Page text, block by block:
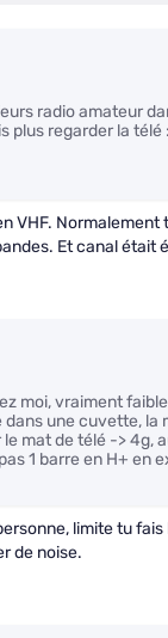
radio amateur
plus regarder la télé
VHF. Normalement
Et canal était
moi, vraiment
dans une cuvette, la
mat de télé -> 4g,
1 barre en H+ en
limite tu fais
de noise.